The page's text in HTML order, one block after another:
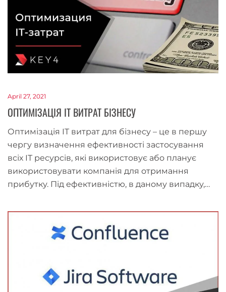
April 27, 2021
ОПТИМІЗАЦІЯ ІТ ВИТРАТ БІЗНЕСУ
Оптимізація IT витрат для бізнесу – це в першу
чергу визначення ефективності застосування
всіх IT ресурсів, які використовує або планує
використовувати компанія для отримання
прибутку. Під ефективністю, в даному випадку,…